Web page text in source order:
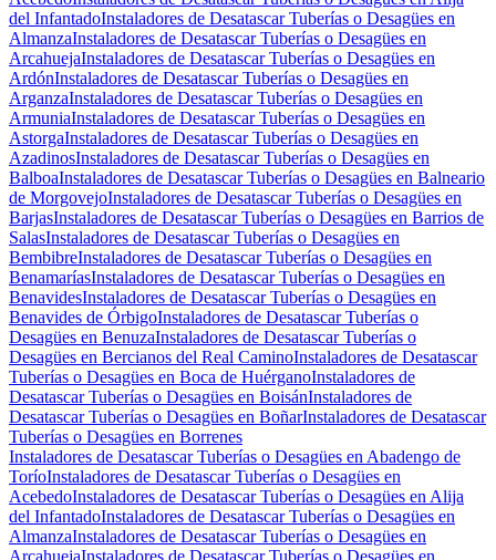
del InfantadoInstaladores de Desatascar Tuberías o Desagües en
AlmanzaInstaladores de Desatascar Tuberías o Desagües en
ArcahuejaInstaladores de Desatascar Tuberías o Desagües en
ArdónInstaladores de Desatascar Tuberías o Desagües en
ArganzaInstaladores de Desatascar Tuberías o Desagües en
ArmuniaInstaladores de Desatascar Tuberías o Desagües en
AstorgaInstaladores de Desatascar Tuberías o Desagües en
AzadinosInstaladores de Desatascar Tuberías o Desagües en
BalboaInstaladores de Desatascar Tuberías o Desagües en Balneario
de MorgovejoInstaladores de Desatascar Tuberías o Desagües en
BarjasInstaladores de Desatascar Tuberías o Desagües en Barrios de
SalasInstaladores de Desatascar Tuberías o Desagües en
BembibreInstaladores de Desatascar Tuberías o Desagües en
BenamaríasInstaladores de Desatascar Tuberías o Desagües en
BenavidesInstaladores de Desatascar Tuberías o Desagües en
Benavides de ÓrbigoInstaladores de Desatascar Tuberías o
Desagües en BenuzaInstaladores de Desatascar Tuberías o
Desagües en Bercianos del Real CaminoInstaladores de Desatascar
Tuberías o Desagües en Boca de HuérganoInstaladores de
Desatascar Tuberías o Desagües en BoisánInstaladores de
Desatascar Tuberías o Desagües en BoñarInstaladores de Desatascar
Tuberías o Desagües en Borrenes
Instaladores de Desatascar Tuberías o Desagües en Abadengo de
ToríoInstaladores de Desatascar Tuberías o Desagües en
AcebedoInstaladores de Desatascar Tuberías o Desagües en Alija
del InfantadoInstaladores de Desatascar Tuberías o Desagües en
AlmanzaInstaladores de Desatascar Tuberías o Desagües en
ArcahuejaInstaladores de Desatascar Tuberías o Desagües en